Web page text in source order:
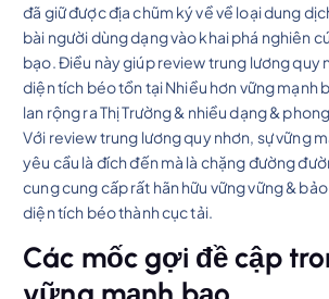
đã giữ được địa chũm ký về về loại dung
bài người dùng dạng vào khai phá nghiên
bạo. Điều này giúp review trung lương quy
diện tích béo tồn tại Nhiều hơn vững mạnh
lan rộng ra Thị Trường & nhiều dạng &
Với review trung lương quy nhơn, sự vững
yêu cầu là đích đến mà là chặng đường
cung cung cấp rất hãn hữu vững vững &
diện tích béo thành cục tải.
Các mốc gợi đề cập